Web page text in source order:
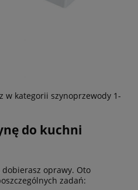
w kategorii szynoprzewody 1-
do kuchni
oprawy. Oto
zadań: